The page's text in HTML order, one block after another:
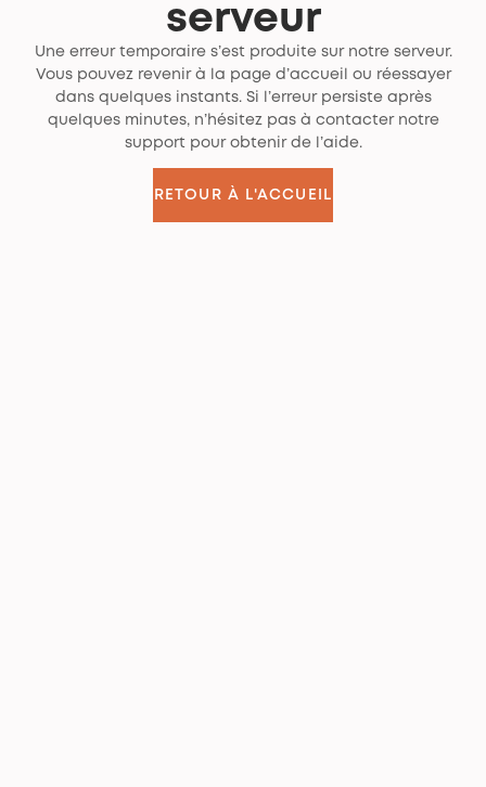
serveur
Une erreur temporaire s’est produite sur notre serveur.
Vous pouvez revenir à la page d’accueil ou réessayer
dans quelques instants. Si l’erreur persiste après
quelques minutes, n’hésitez pas à contacter notre
support pour obtenir de l’aide.
RETOUR À L'ACCUEIL